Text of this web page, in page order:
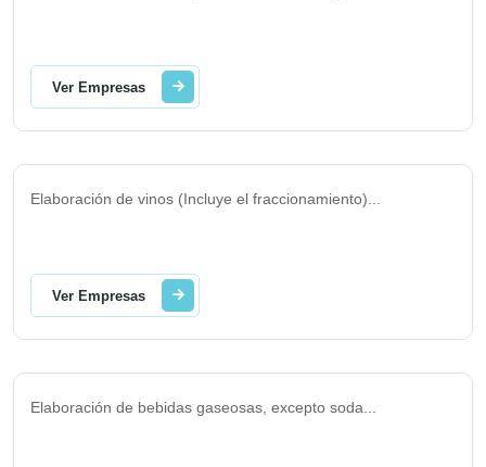
Ver Empresas
Elaboración de vinos (Incluye el fraccionamiento)
Ver Empresas
Elaboración de bebidas gaseosas, excepto soda